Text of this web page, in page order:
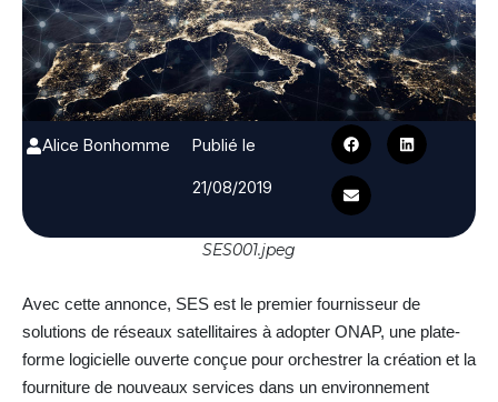
Alice Bonhomme
Publié le
21/08/2019
SES001.jpeg
Avec cette annonce, SES est le premier fournisseur de
solutions de réseaux satellitaires à adopter ONAP, une plate-
forme logicielle ouverte conçue pour orchestrer la création et la
fourniture de nouveaux services dans un environnement